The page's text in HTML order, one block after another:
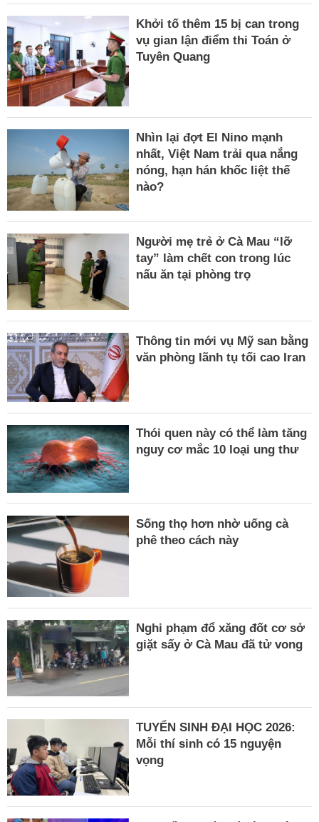
Khởi tố thêm 15 bị can trong
vụ gian lận điểm thi Toán ở
Tuyên Quang
Nhìn lại đợt El Nino mạnh
nhất, Việt Nam trải qua nắng
nóng, hạn hán khốc liệt thế
nào?
Người mẹ trẻ ở Cà Mau “lỡ
tay” làm chết con trong lúc
nấu ăn tại phòng trọ
Thông tin mới vụ Mỹ san bằng
văn phòng lãnh tụ tối cao Iran
Thói quen này có thể làm tăng
nguy cơ mắc 10 loại ung thư
Sống thọ hơn nhờ uống cà
phê theo cách này
Nghi phạm đổ xăng đốt cơ sở
giặt sấy ở Cà Mau đã tử vong
TUYỂN SINH ĐẠI HỌC 2026:
Mỗi thí sinh có 15 nguyện
vọng